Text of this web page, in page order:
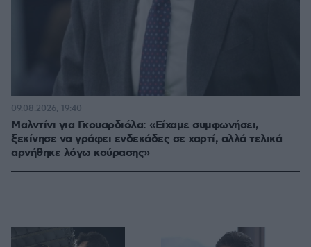
Μαλντίνι για Γκουαρδιόλα: «Είχαμε συμφωνήσει,
ξεκίνησε να γράφει ενδεκάδες σε χαρτί, αλλά τελικά
αρνήθηκε λόγω κούρασης»
09.08.2026, 19:40